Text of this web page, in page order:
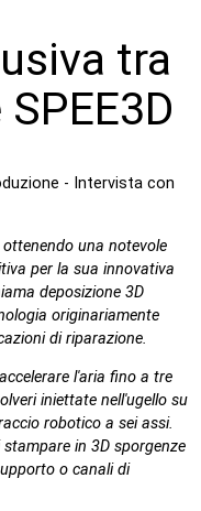
tra
- Intervista con
una notevole
per la sua innovativa
deposizione 3D
originariamente
di riparazione.
l'aria fino a tre
iniettate nell'ugello su
robotico a sei assi.
in 3D sporgenze
o canali di